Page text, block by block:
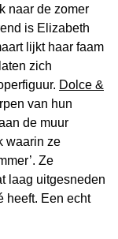
naar de zomer
is Elizabeth
lijkt haar faam
zich
Dolce &
van hun
de muur
waarin ze
Ze
laag uitgesneden
heeft. Een echt